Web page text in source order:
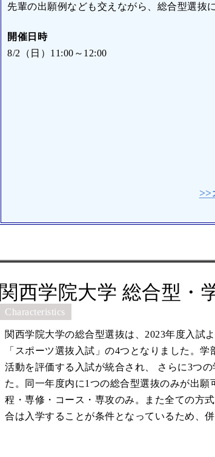
先輩の出願例なども交えながら、総合型選抜
開催日時
8/2（日）11:00～12:00
>>
関西学院大学 総合型・
Characteristics
関西学院大学の総合型選抜は、2023年度入試
「スポーツ選抜入試」の4つとなりました。
活動を評価する入試が統合され、 さらに3つ
た。同一年度内に1つの総合型選抜のみが出
程・専修・コース・専攻のみ。また全ての方
合は入学することが条件となっているため、